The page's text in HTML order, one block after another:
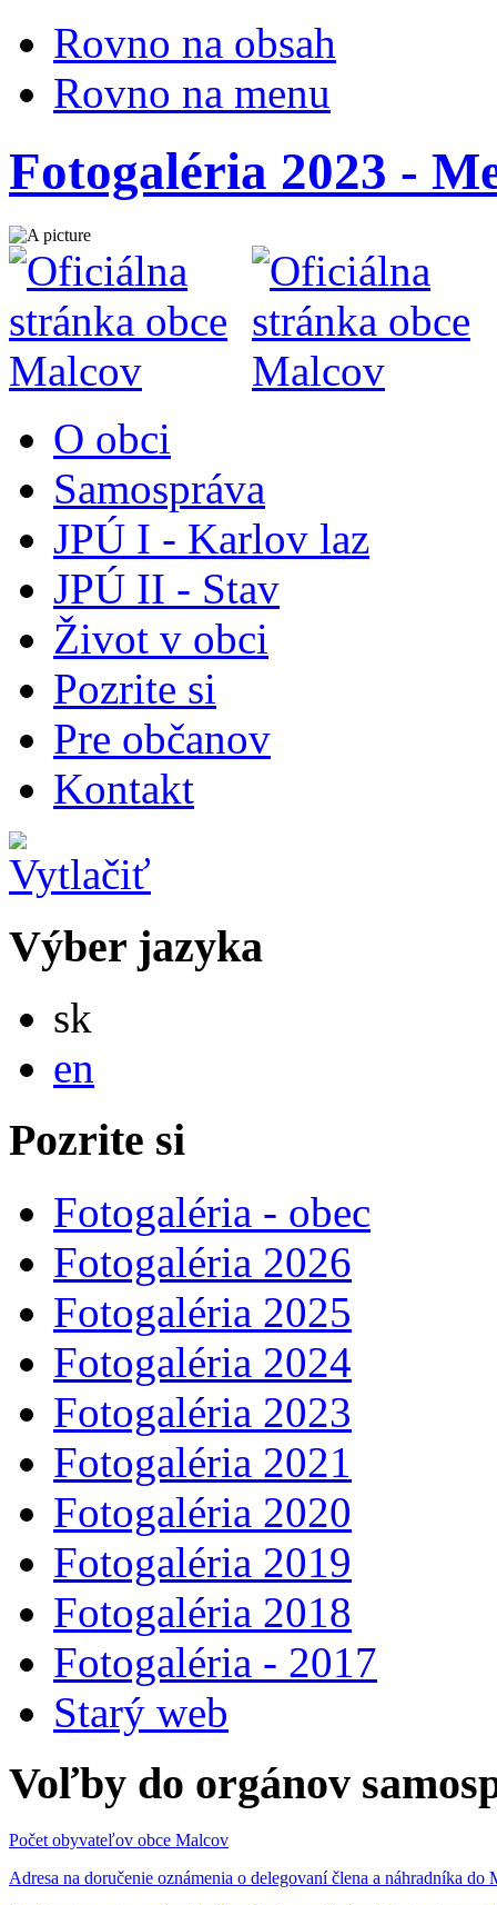
Rovno na obsah
Rovno na menu
Fotogaléria 2023 -
O obci
Samospráva
JPÚ I - Karlov laz
JPÚ II - Stav
Život v obci
Pozrite si
Pre občanov
Kontakt
Výber jazyka
sk
en
Pozrite si
Fotogaléria - obec
Fotogaléria 2026
Fotogaléria 2025
Fotogaléria 2024
Fotogaléria 2023
Fotogaléria 2021
Fotogaléria 2020
Fotogaléria 2019
Fotogaléria 2018
Fotogaléria - 2017
Starý web
Voľby do orgánov
Počet obyvateľov obce Malcov
Adresa na doručenie oznámenia o delegovaní člena a náhradníka